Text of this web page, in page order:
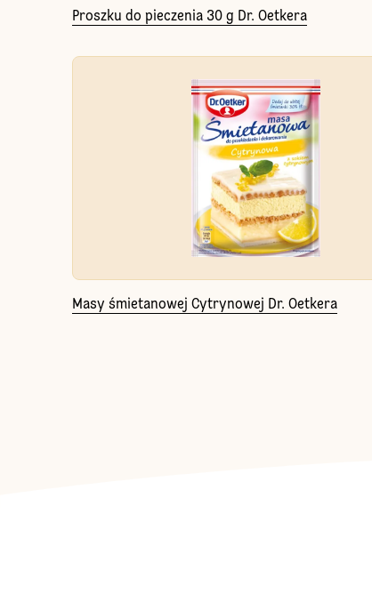
Proszku do pieczenia 30 g Dr. Oetkera
Masy śmietanowej Cytrynowej Dr. Oetkera